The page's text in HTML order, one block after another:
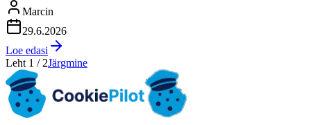
Marcin
29.6.2026
Loe edasi
Leht 1 / 2Järgmine